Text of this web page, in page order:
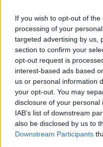
If you wish to opt-out of
processing of your
targeted advertising by us,
section to confirm your
opt-out request is
interest-based ads based
us or personal information
your opt-out. You may
disclosure of your
IAB’s list of downstream
also be disclosed by us to
Downstream Participants
TAGS: ΑΥΤΟΔΙΟΙΚΗΣΗ